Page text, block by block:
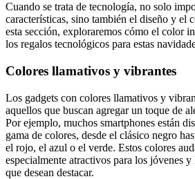
Cuando se trata de tecnología, no solo
características, sino también el diseño y el
esta sección, exploraremos cómo el color
los regalos tecnológicos para estas
Colores llamativos y vibrantes
Los gadgets con colores llamativos y
aquellos que buscan agregar un toque de
Por ejemplo, muchos smartphones están
gama de colores, desde el clásico negro
el rojo, el azul o el verde. Estos colores
especialmente atractivos para los jóvenes y
que desean destacar.